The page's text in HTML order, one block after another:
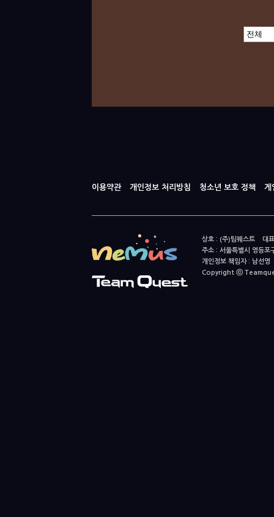
이용약관 개인정보 처리방침 청소년 보호 정책 게
상호 : (주)팀퀘스트 대
주소 : 서울특별시 영등
개인정보 책임자 : 남
Copyright ⓒ